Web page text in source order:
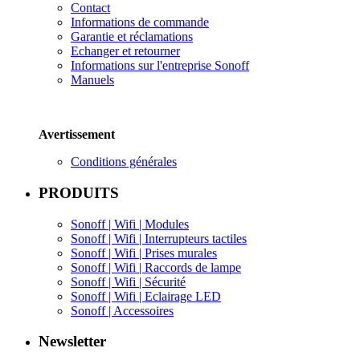
Contact
Informations de commande
Garantie et réclamations
Echanger et retourner
Informations sur l'entreprise Sonoff
Manuels
Avertissement
Conditions générales
PRODUITS
Sonoff | Wifi | Modules
Sonoff | Wifi | Interrupteurs tactiles
Sonoff | Wifi | Prises murales
Sonoff | Wifi | Raccords de lampe
Sonoff | Wifi | Sécurité
Sonoff | Wifi | Eclairage LED
Sonoff | Accessoires
Newsletter